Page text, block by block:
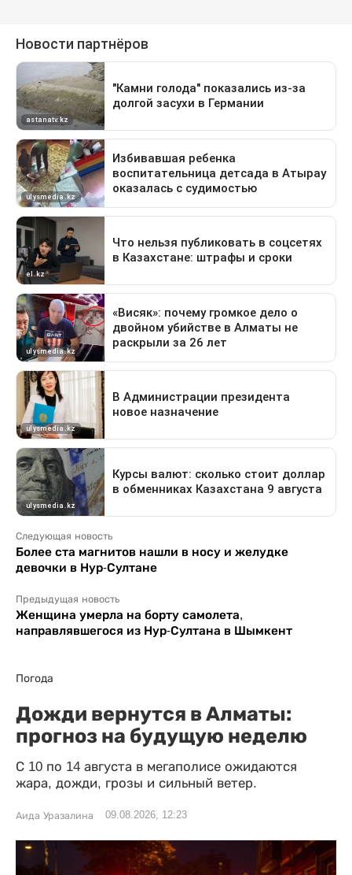
Следующая новость
Более ста магнитов нашли в носу и желудке
девочки в Нур-Султане
Предыдущая новость
Женщина умерла на борту самолета,
направлявшегося из Нур-Султана в Шымкент
Погода
Дожди вернутся в Алматы:
прогноз на будущую неделю
С 10 по 14 августа в мегаполисе ожидаются
жара, дожди, грозы и сильный ветер.
Аида Уразалина 09.08.2026, 12:23